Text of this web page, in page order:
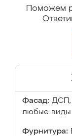
Поможем
Фасад: ДСП,
любые виды
Фурнитура: